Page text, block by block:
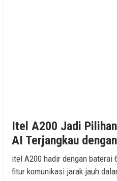
Itel A200 Jadi
AI Terjangkau
itel A200 hadir dengan baterai
fitur komunikasi jarak jauh